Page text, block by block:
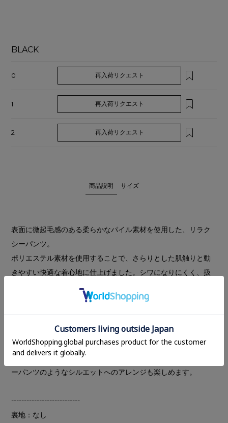
BLACK
0 再入荷リクエスト
1 再入荷リクエスト
2 再入荷リクエスト
商品説明 サイズ
表面に微起毛感のある柔らかなパイル素材を使用した、リラク
シーパンツ。
ポリエステル素材を使用することで、さらりとした肌触りと動
きやすい快適な着心地に仕上げました。シワになりにくく、扱
いやすさも魅力です。
サテン生地を使用したサイドの配色ラインが、ほどよくスポー
ティな印象をプラスし、カジュアルな装いをモードな雰囲気へ
と引き上げます。
ウエストはゴム仕様で、タックインも美しく決まり、シルエッ
トに抜け感を演出。裾のドロストコードを絞ることで、ジョガ
ーパンツのようなシルエットへのアレンジも楽しめます。
---------------------------
裏地：なし